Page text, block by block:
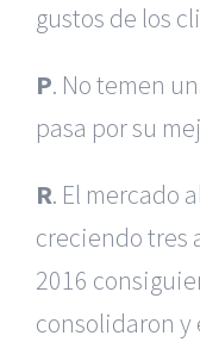
gustos de los
P. No temen
pasa por su
R. El mercado
creciendo tres
2016
consolidaron y